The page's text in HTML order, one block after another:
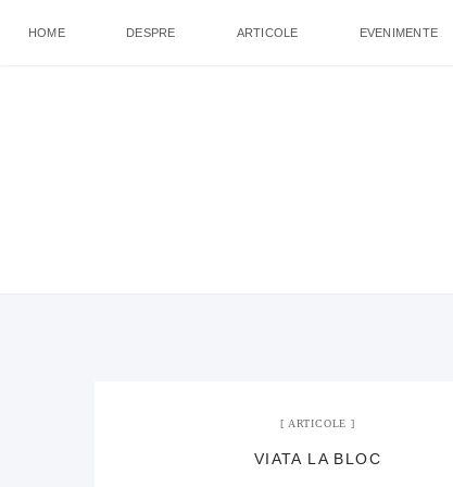
HOME DESPRE ARTICOLE EVENIMENTE
ARTICOLE
VIATA LA BLOC